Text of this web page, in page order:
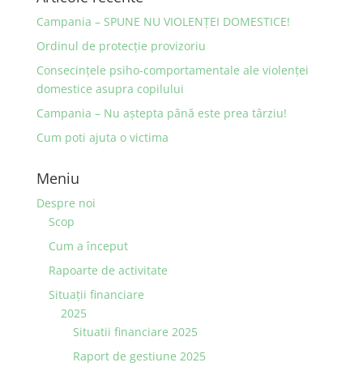
Campania – SPUNE NU VIOLENȚEI DOMESTICE!
Ordinul de protecţie provizoriu
Consecinţele psiho-comportamentale ale violenţei
domestice asupra copilului
Campania – Nu aştepta până este prea târziu!
Cum poti ajuta o victima
Meniu
Despre noi
Scop
Cum a început
Rapoarte de activitate
Situaţii financiare
2025
Situatii financiare 2025
Raport de gestiune 2025